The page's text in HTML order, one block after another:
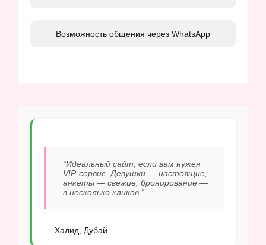
Возможность общения через WhatsApp
“Идеальный сайт, если вам нужен
VIP-сервис. Девушки — настоящие,
анкеты — свежие, бронирование —
в несколько кликов.”
— Халид, Дубай